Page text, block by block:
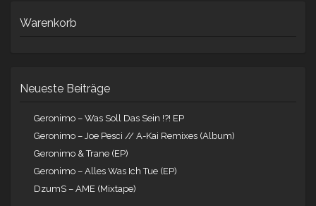
Warenkorb
Neueste Beiträge
Geronimo – Was Soll Das Sein !?! EP
Geronimo – Joe Pesci // A-Kai Remixes (Album)
Geronimo & Trane (EP)
Geronimo – Alles Was Ich Tue (EP)
DzumS – AME (Mixtape)